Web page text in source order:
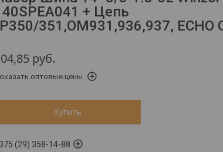
+ Цепь
351,OM931,936,937, ECHO
руб.
оптовые цены
Купить
(29) 358-14-88